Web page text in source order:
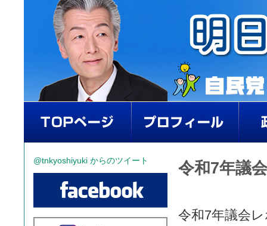
令和7年議
令和7年議会
@tnkyoshiyuki からのツイート